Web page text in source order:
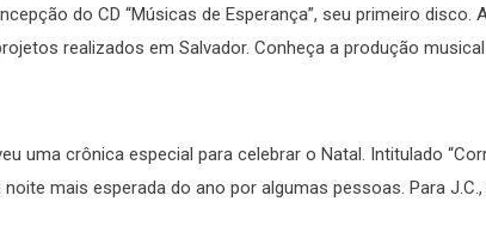
do CD “Músicas de Esperança”, seu primeiro disco.
realizados em Salvador. Conheça a produção
uma crônica especial para celebrar o Natal. Intitulado
mais esperada do ano por algumas pessoas. Para